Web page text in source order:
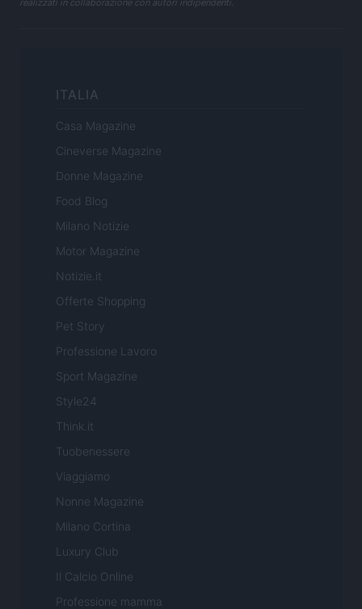
ITALIA
Casa Magazine
Cineverse Magazine
Donne Magazine
Food Blog
Milano Notizie
Motor Magazine
Notizie.it
Offerte Shopping
Pet Story
Professione Lavoro
Sport Magazine
Style24
Think.it
Tuobenessere
Viaggiamo
Nonne Magazine
Milano Cortina
Luxury Club
Il Calcio Online
Professione mamma